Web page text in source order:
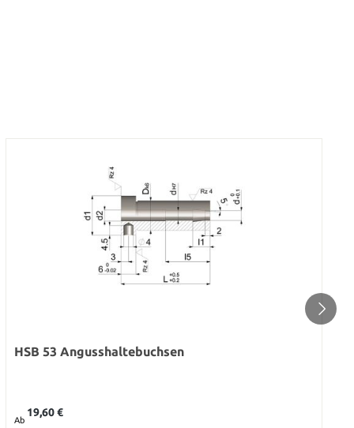
HSB 53 Angusshaltebuchsen
Ab
19,60 €